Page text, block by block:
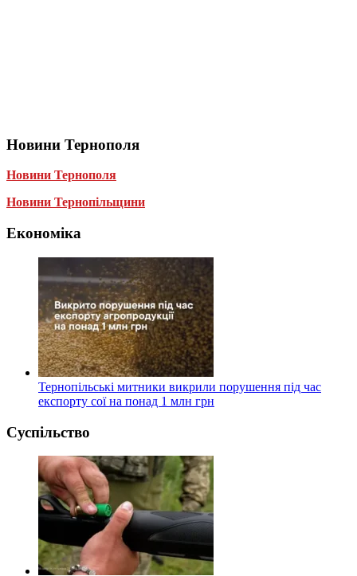
Новини Тернополя
Новини Тернополя
Новини Тернопільщини
Економіка
Тернопільські митники викрили порушення під час
експорту сої на понад 1 млн грн
Суспільство